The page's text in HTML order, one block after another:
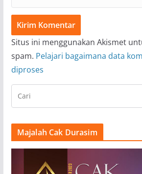
Situs ini menggunakan Akismet
spam. Pelajari bagaimana data
diproses
Majalah Cak Durasim